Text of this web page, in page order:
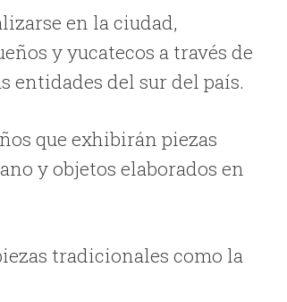
en la ciudad,
y yucatecos a través de
entidades del sur del país.
que exhibirán piezas
y objetos elaborados en
tradicionales como la